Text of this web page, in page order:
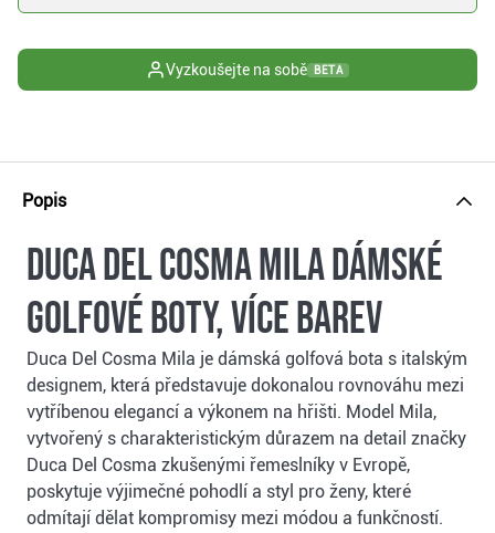
Vyzkoušejte na sobě BETA
Popis
Duca Del Cosma Mila dámské
golfové boty, více barev
Duca Del Cosma Mila je dámská golfová bota s italským
designem, která představuje dokonalou rovnováhu mezi
vytříbenou elegancí a výkonem na hřišti. Model Mila,
vytvořený s charakteristickým důrazem na detail značky
Duca Del Cosma zkušenými řemeslníky v Evropě,
poskytuje výjimečné pohodlí a styl pro ženy, které
odmítají dělat kompromisy mezi módou a funkčností.